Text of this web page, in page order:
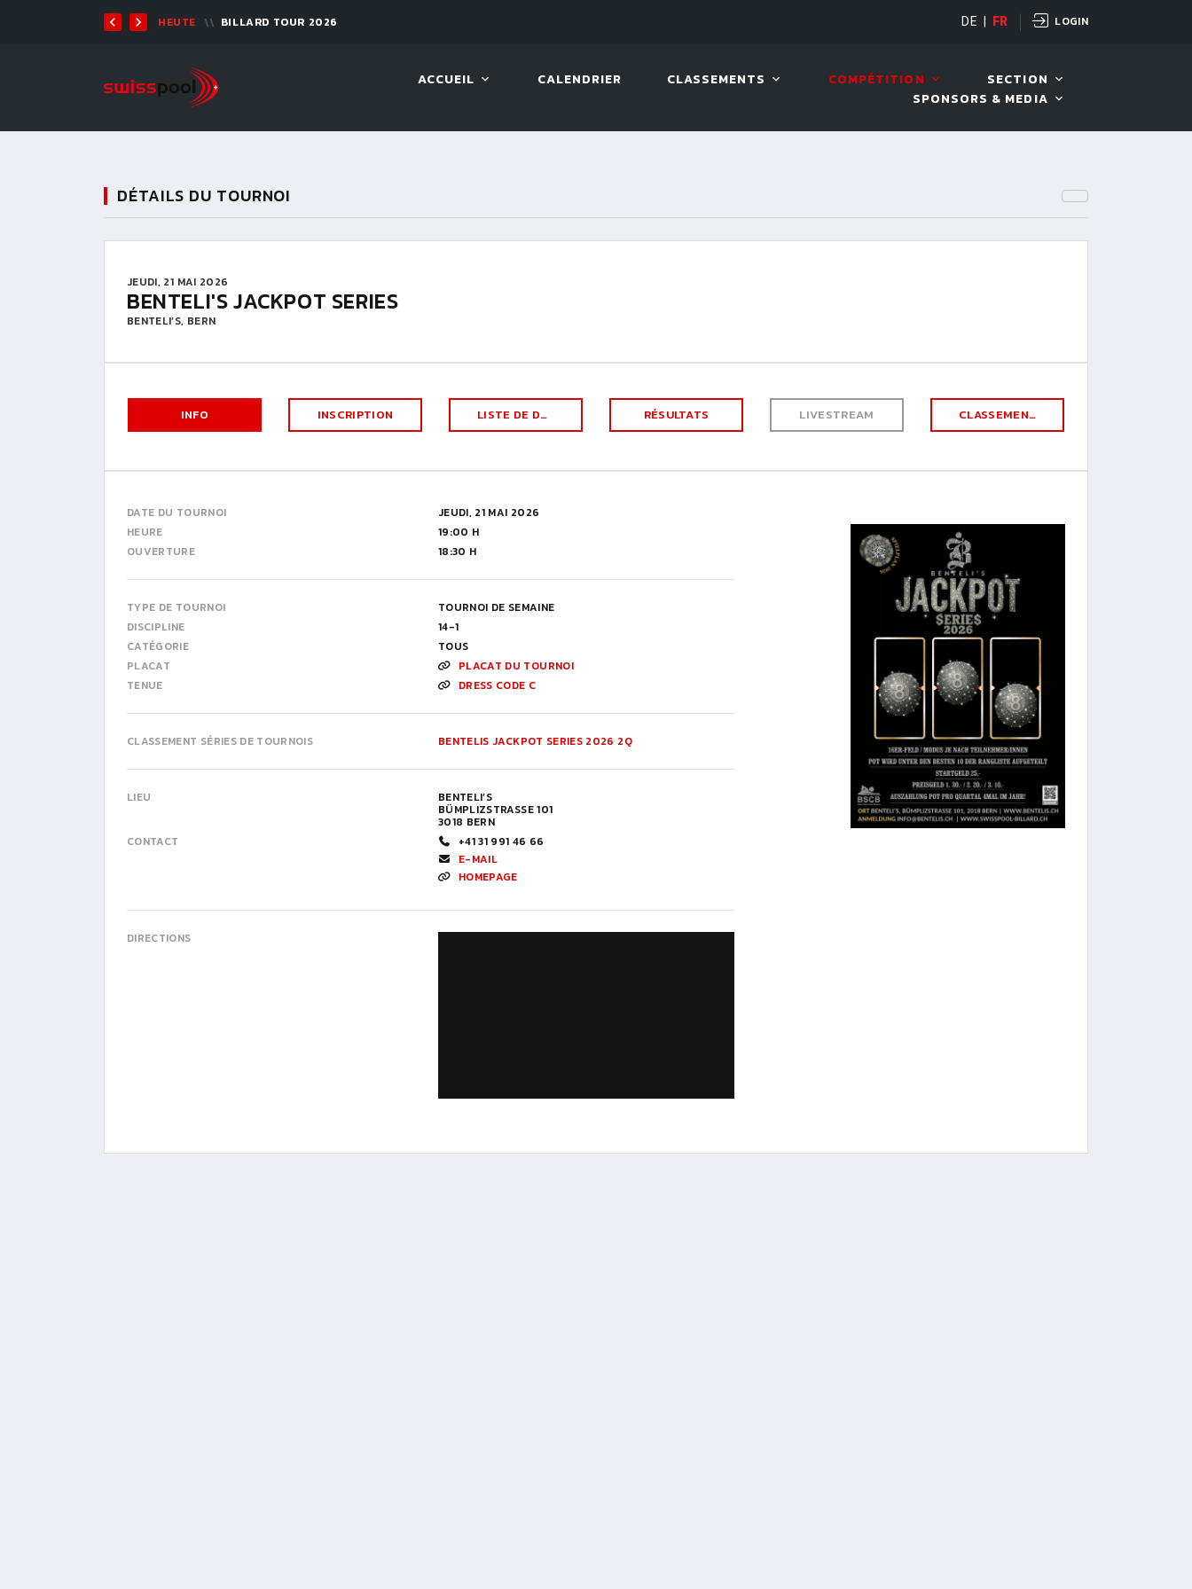
2026 - 9-BALL HEUTE BILLARD TOUR 2026 10 AOÛT. 2026, 19:00
DE FR LOGIN
ACCUEIL CALENDRIER CLASSEMENTS COMPÉTITION
SECTION
SPONSORS & MEDIA
DÉTAILS DU TOURNOI
JEUDI, 21 MAI 2026
BENTELI'S JACKPOT SERIES
BENTELI’S, BERN
INFO INSCRIPTION LISTE DE DÉPART RÉSULTATS LIVESTREAM CLASSEMENT
DATE DU TOURNOI
JEUDI, 21 MAI 2026
HEURE
19:00 H
OUVERTURE
18:30 H
TYPE DE TOURNOI
TOURNOI DE SEMAINE
DISCIPLINE
14-1
CATÉGORIE
TOUS
PLACAT
PLACAT DU TOURNOI
TENUE
DRESS CODE C
CLASSEMENT SÉRIES DE TOURNOIS BENTELIS JACKPOT SERIES 2026 2Q
LIEU BENTELI’S
BÜMPLIZSTRASSE 101
3018 BERN
CONTACT
+41 31 991 46 66
E-MAIL
HOMEPAGE
DIRECTIONS